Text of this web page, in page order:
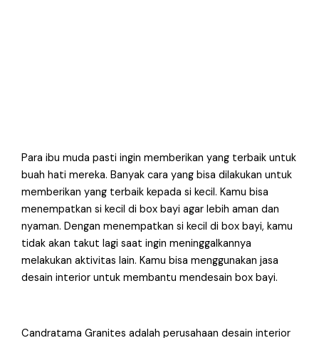
Para ibu muda pasti ingin memberikan yang terbaik untuk
buah hati mereka. Banyak cara yang bisa dilakukan untuk
memberikan yang terbaik kepada si kecil. Kamu bisa
menempatkan si kecil di box bayi agar lebih aman dan
nyaman. Dengan menempatkan si kecil di box bayi, kamu
tidak akan takut lagi saat ingin meninggalkannya
melakukan aktivitas lain. Kamu bisa menggunakan jasa
desain interior untuk membantu mendesain box bayi.
Candratama Granites adalah perusahaan desain interior